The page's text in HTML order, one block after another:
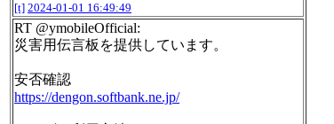
[t] 2024-01-01 16:49:49
RT @ymobileOfficial:
災害用伝言板を提供しています。
安否確認
https://dengon.softbank.ne.jp/